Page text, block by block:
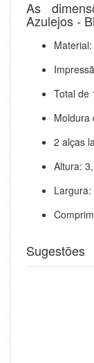
As
Azulejos -
Total de
Moldura
2 alças
Altura:
Largura:
Sugestões